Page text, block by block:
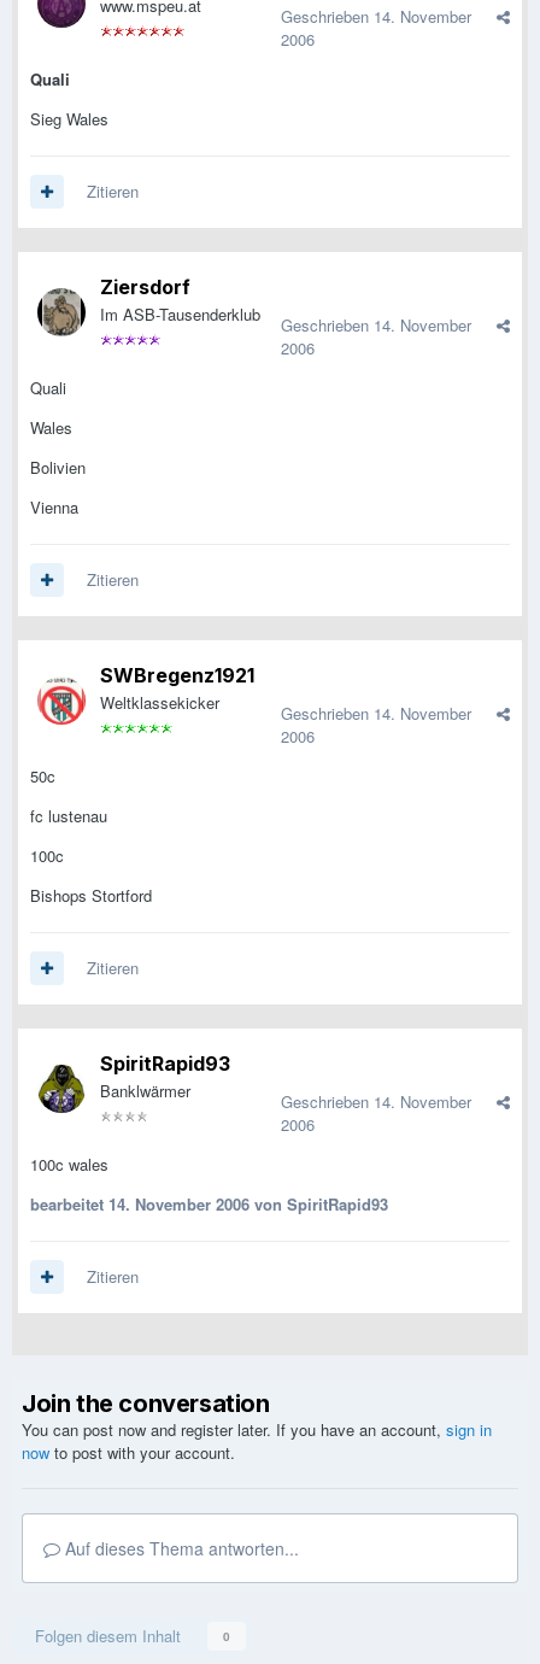
www.mspeu.at Geschrieben 14. November
2006
Quali
Sieg Wales
Zitieren
Ziersdorf
Im ASB-Tausenderklub Geschrieben 14. November
2006
Quali
Wales
Bolivien
Vienna
Zitieren
SWBregenz1921
Weltklassekicker Geschrieben 14. November
2006
50c
fc lustenau
100c
Bishops Stortford
Zitieren
SpiritRapid93
Banklwärmer Geschrieben 14. November
2006
100c wales
bearbeitet 14. November 2006 von SpiritRapid93
Zitieren
Join the conversation
You can post now and register later. If you have an account, sign in
now to post with your account.
Auf dieses Thema antworten...
Folgen diesem Inhalt 0